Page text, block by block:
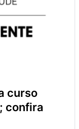
confira